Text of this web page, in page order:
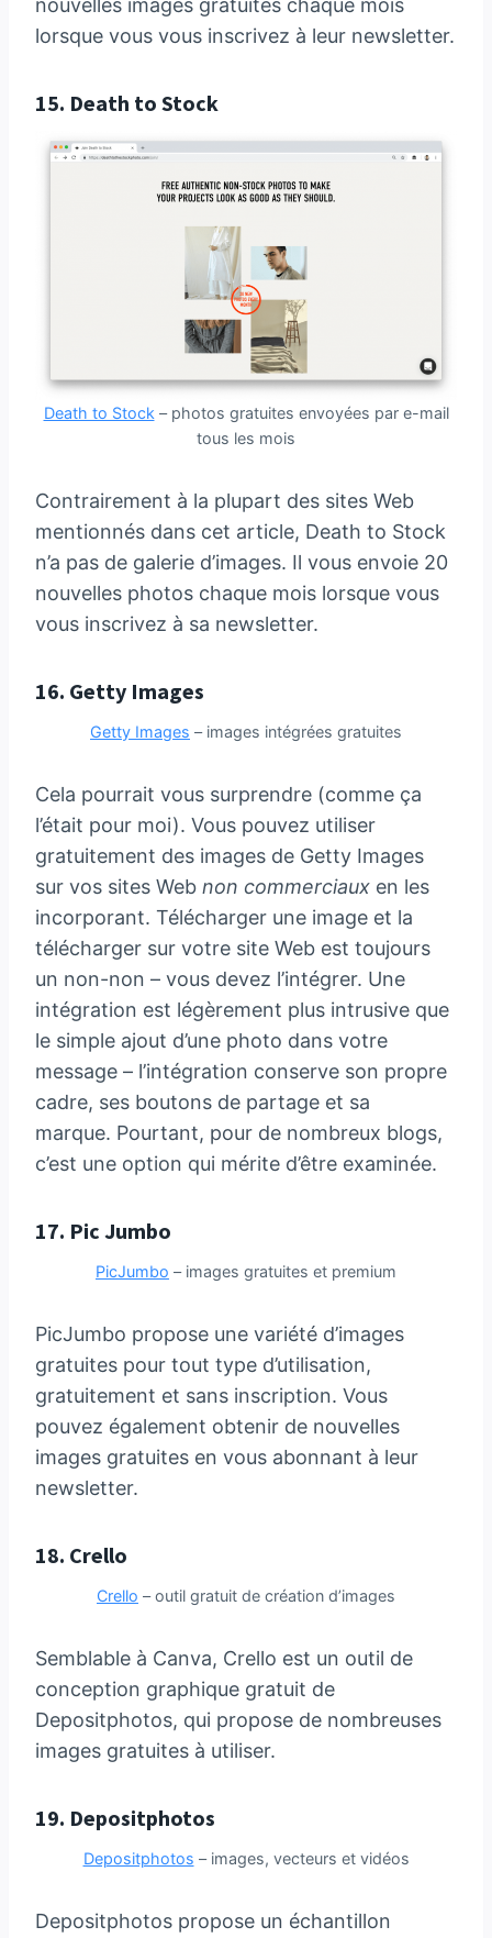
nouvelles images gratuites chaque mois
lorsque vous vous inscrivez à leur newsletter.
15. Death to Stock
Death to Stock – photos gratuites envoyées par e-mail
tous les mois
Contrairement à la plupart des sites Web
mentionnés dans cet article, Death to Stock
n’a pas de galerie d’images. Il vous envoie 20
nouvelles photos chaque mois lorsque vous
vous inscrivez à sa newsletter.
16. Getty Images
Getty Images – images intégrées gratuites
Cela pourrait vous surprendre (comme ça
l’était pour moi). Vous pouvez utiliser
gratuitement des images de Getty Images
sur vos sites Web non commerciaux en les
incorporant. Télécharger une image et la
télécharger sur votre site Web est toujours
un non-non – vous devez l’intégrer. Une
intégration est légèrement plus intrusive que
le simple ajout d’une photo dans votre
message – l’intégration conserve son propre
cadre, ses boutons de partage et sa
marque. Pourtant, pour de nombreux blogs,
c’est une option qui mérite d’être examinée.
17. Pic Jumbo
PicJumbo – images gratuites et premium
PicJumbo propose une variété d’images
gratuites pour tout type d’utilisation,
gratuitement et sans inscription. Vous
pouvez également obtenir de nouvelles
images gratuites en vous abonnant à leur
newsletter.
18. Crello
Crello – outil gratuit de création d’images
Semblable à Canva, Crello est un outil de
conception graphique gratuit de
Depositphotos, qui propose de nombreuses
images gratuites à utiliser.
19. Depositphotos
Depositphotos – images, vecteurs et vidéos
Depositphotos propose un échantillon